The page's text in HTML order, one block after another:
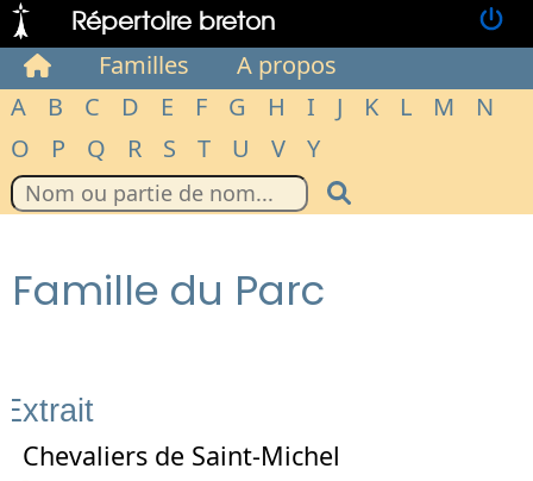
Répertoire breton
Familles
A propos
A
B C D E F G H I J K L M
N
O
P Q R S T U V Y
Famille du Parc
Extrait
Chevaliers de Saint-Michel